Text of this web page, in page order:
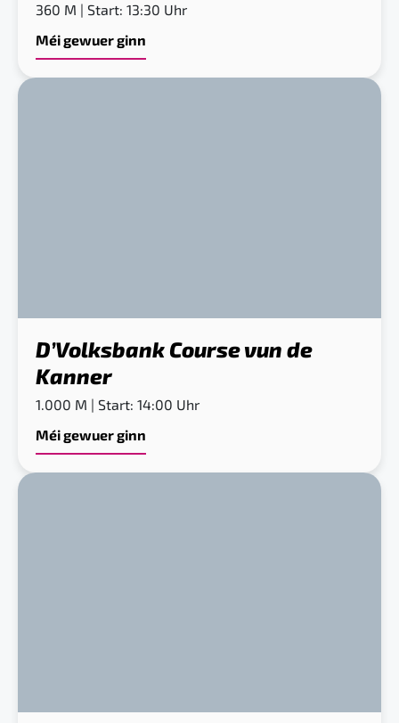
360 M | Start: 13:30 Uhr
Méi gewuer ginn
D’Volksbank Course vun de
Kanner
1.000 M | Start: 14:00 Uhr
Méi gewuer ginn